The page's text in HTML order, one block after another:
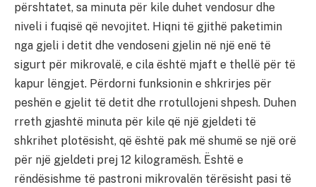
përshtatet, sa minuta për kile duhet vendosur dhe
niveli i fuqisë që nevojitet. Hiqni të gjithë paketimin
nga gjeli i detit dhe vendoseni gjelin në një enë të
sigurt për mikrovalë, e cila është mjaft e thellë për të
kapur lëngjet. Përdorni funksionin e shkrirjes për
peshën e gjelit të detit dhe rrotullojeni shpesh. Duhen
rreth gjashtë minuta për kile që një gjeldeti të
shkrihet plotësisht, që është pak më shumë se një orë
për një gjeldeti prej 12 kilogramësh. Është e
rëndësishme të pastroni mikrovalën tërësisht pasi të